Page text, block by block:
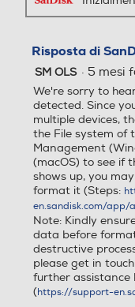
Risposta di
SM OLS · 5 mesi
We're sorry to
detected. Since
multiple devices,
the File system of
Management
(macOS) to see if
shows up, you
format it (Steps:
en.sandisk.com/
Note: Kindly
data before
destructive
please get in
further
(https://support-